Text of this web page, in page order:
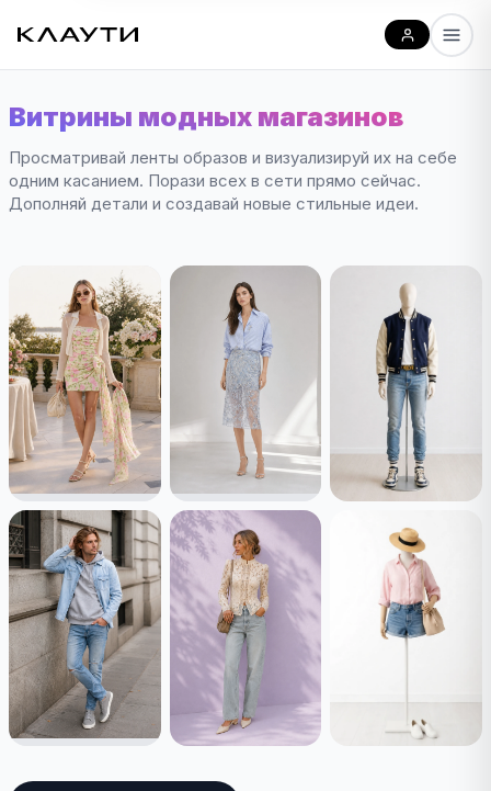
Витрины модных магазинов
Просматривай ленты образов и визуализируй их на себе
одним касанием. Порази всех в сети прямо сейчас.
Дополняй детали и создавай новые стильные идеи.